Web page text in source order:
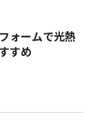
ォームで光熱
すめ